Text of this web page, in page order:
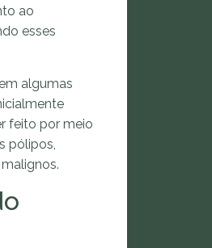
ao
esses
algumas
feito por meio
pólipos,